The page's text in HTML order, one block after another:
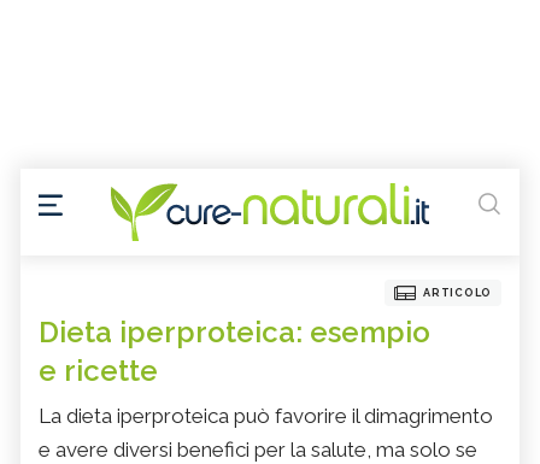
ARTICOLO
Dieta iperproteica: esempio
e ricette
La dieta iperproteica può favorire il dimagrimento
e avere diversi benefici per la salute, ma solo se